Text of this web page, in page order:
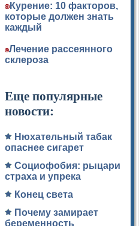
Курение: 10 факторов,
которые должен знать
каждый
Лечение рассеянного
склероза
Еще популярные
новости:
Нюхательный табак
опаснее сигарет
Социофобия: рыцари
страха и упрека
Конец света
Почему замирает
беременность